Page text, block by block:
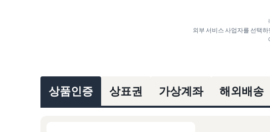
외부 서비스 사업자를 선택
상품인증 상표권 가상계좌 해외배송